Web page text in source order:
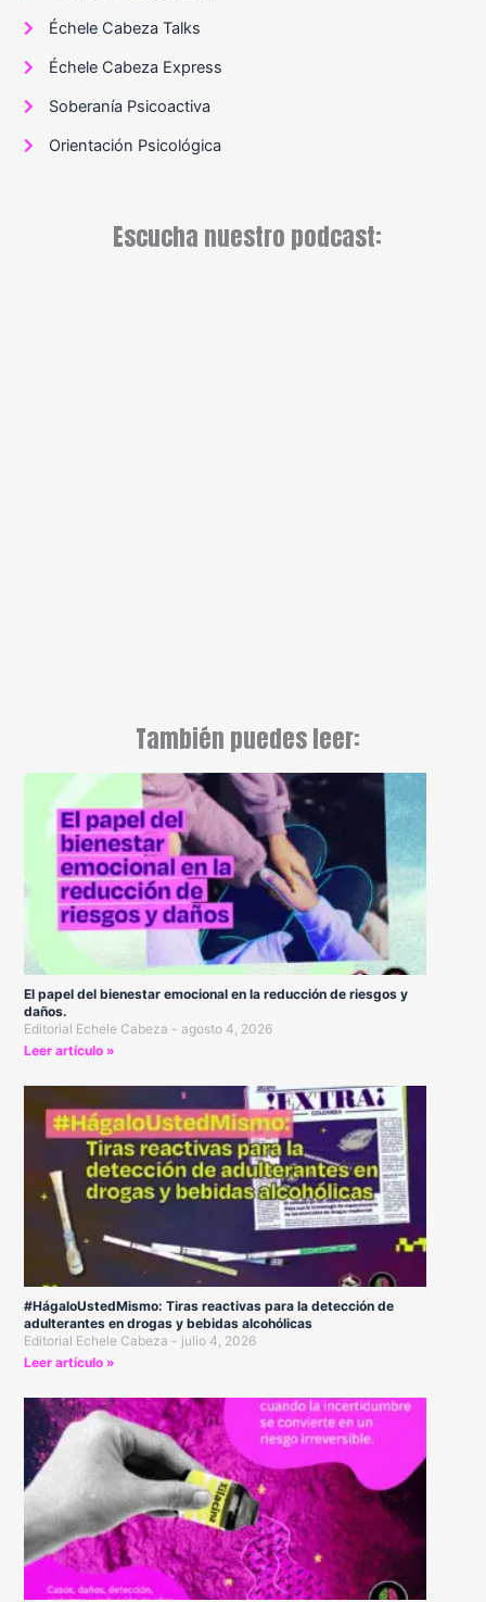
Échele Cabeza Talks
Échele Cabeza Express
Soberanía Psicoactiva
Orientación Psicológica
Escucha nuestro podcast:
También puedes leer:
El papel del bienestar emocional en la reducción de riesgos y
daños.
Editorial Echele Cabeza
agosto 4, 2026
Leer artículo »
#HágaloUstedMismo: Tiras reactivas para la detección de
adulterantes en drogas y bebidas alcohólicas
Editorial Echele Cabeza
julio 4, 2026
Leer artículo »